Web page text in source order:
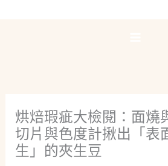
烘焙瑕疵大檢閱：面
切片與色度計揪出「表
生」的夾生豆